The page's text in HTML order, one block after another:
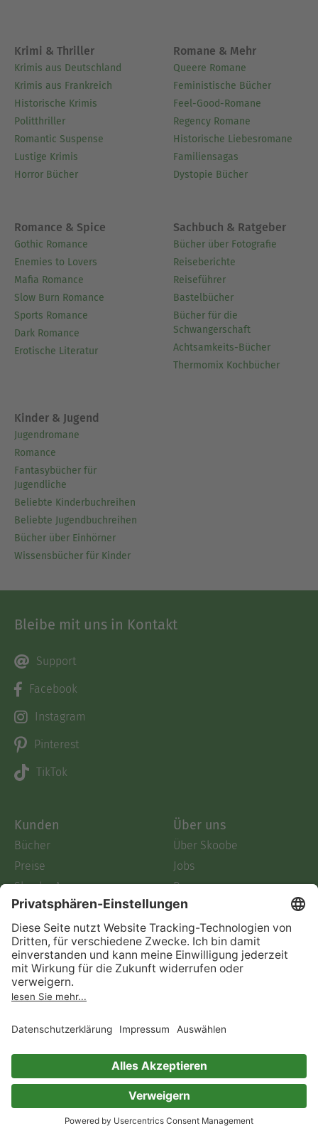
Krimi & Thriller
Krimis aus Deutschland
Krimis aus Frankreich
Historische Krimis
Politthriller
Romantic Suspense
Lustige Krimis
Horror Bücher
Romane & Mehr
Queere Romane
Feministische Bücher
Feel-Good-Romane
Regency Romane
Historische Liebesromane
Familiensagas
Dystopie Bücher
Romance & Spice
Gothic Romance
Enemies to Lovers
Mafia Romance
Slow Burn Romance
Sports Romance
Dark Romance
Erotische Literatur
Sachbuch & Ratgeber
Bücher über Fotografie
Reiseberichte
Reiseführer
Bastelbücher
Bücher für die
Schwangerschaft
Achtsamkeits-Bücher
Thermomix Kochbücher
Kinder & Jugend
Jugendromane
Romance
Fantasybücher für
Jugendliche
Beliebte Kinderbuchreihen
Beliebte Jugendbuchreihen
Bücher über Einhörner
Wissensbücher für Kinder
Bleibe mit uns in Kontakt
Support
Facebook
Instagram
Pinterest
TikTok
Kunden
Bücher
Preise
Skoobe App
Geschenkgutscheine
Code einlösen
Hilfe
Barrierefreiheit
Login
Über uns
Über Skoobe
Jobs
Presse
Verlage
Partnerprogramm
Firmenkunden
Rechtliches
Datenschutz
Informationen nach Data